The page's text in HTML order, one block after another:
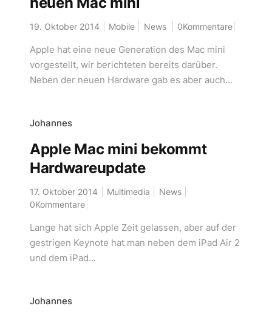
19. Oktober 2014 Mobile News 0Kommentare
Apple hat eine neue Generation des Mac mini
vorgestellt, wir berichteten bereits darüber.
Neben der neuen Hardware gab es aber auch...
Johannes
Apple Mac mini bekommt
Hardwareupdate
17. Oktober 2014 Multimedia
News
0Kommentare
Lange hat sich Apple Zeit gelassen, aber auf der
gestrigen Keynote hat man neben dem iPad Air 2
und dem iPad...
Johannes